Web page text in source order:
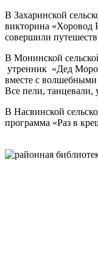
В Захаринской
викторина «Хоровод
совершили
В Монинской
утренник «Дед
вместе с волшебными
Все пели, танцевали,
В Насвинской
программа «Раз в